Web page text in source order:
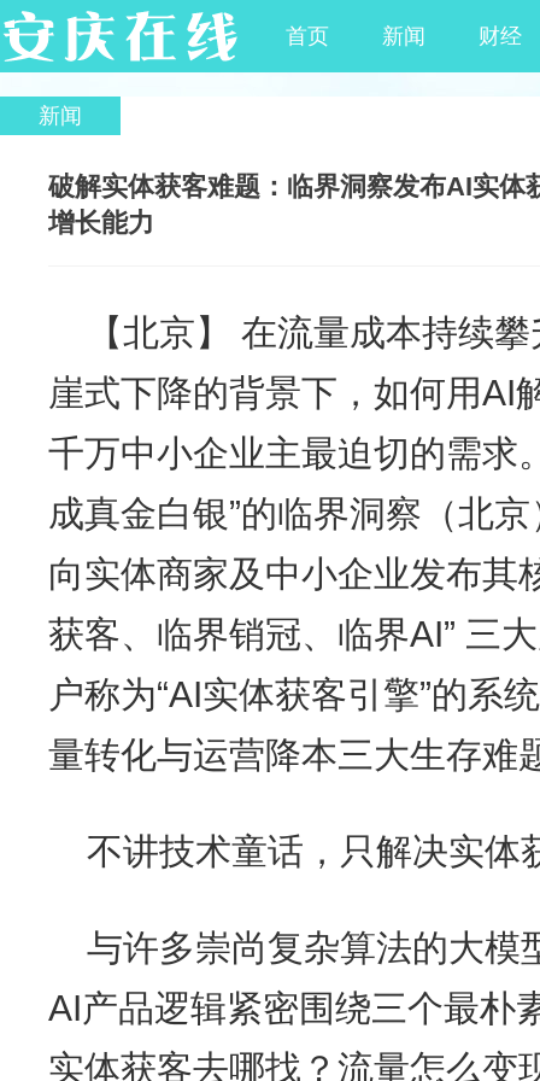
首页 新闻 财经
新闻
破解实体获客难题：临界洞察发布AI实体
增长能力
【北京】 在流量成本持续
崖式下降的背景下，如何用AI
千万中小企业主最迫切的需求
成真金白银”的临界洞察（北
向实体商家及中小企业发布
获客、临界销冠、临界AI” 三
户称为“AI实体获客引擎”的系
量转化与运营降本三大生存难
不讲技术童话，只解决实体
与许多崇尚复杂算法的大模
AI产品逻辑紧密围绕三个最朴
实体获客去哪找？流量怎么变